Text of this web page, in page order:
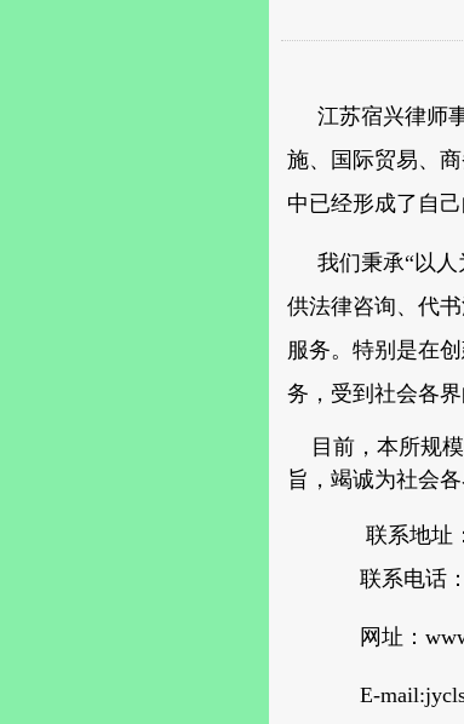
江苏宿兴律师
施、国际贸易、
中已经形成了自
我们秉承“以人
供法律咨询、代
服务。特别是在
务，受到社会各界
目前，本所规模
旨，竭诚为社会
联系地址：
联系电话
网址：
E-